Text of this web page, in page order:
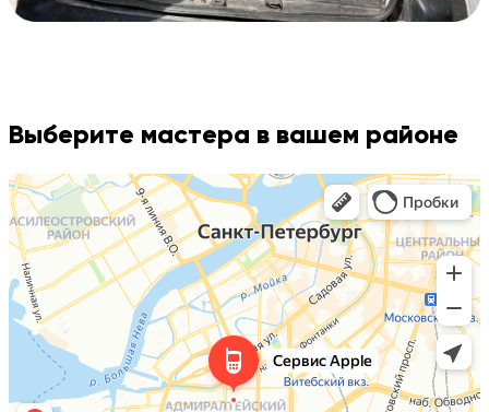
Выберите мастера в вашем районе